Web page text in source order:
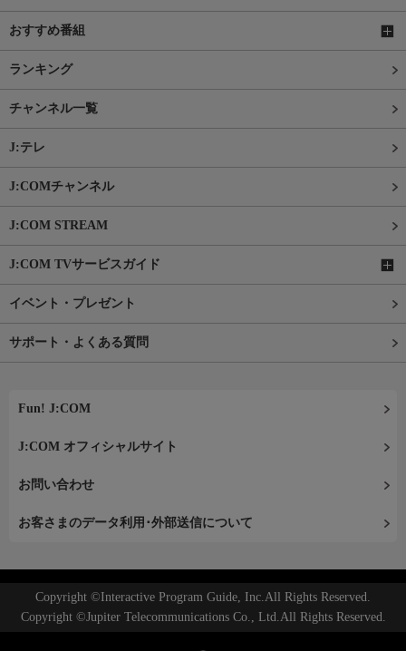
おすすめ番組
ランキング
チャンネル一覧
J:テレ
J:COMチャンネル
J:COM STREAM
J:COM TVサービスガイド
イベント・プレゼント
サポート・よくある質問
Fun! J:COM
J:COM オフィシャルサイト
お問い合わせ
お客さまのデータ利用･外部送信について
Copyright ©Interactive Program Guide, Inc.All Rights Reserved.
Copyright ©Jupiter Telecommunications Co., Ltd.All Rights Reserved.